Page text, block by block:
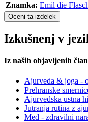
Znamka: Emil die
Oceni ta izdelek
Izkušnenj v
Iz naših objavljenih
Ajurveda & joga -
Prehranske
Ajurvedska ustna
Jutranja rutina z
Med - zdravilni